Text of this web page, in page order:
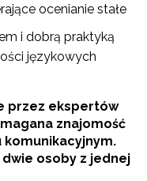
ocenianie stałe
i dobrą praktyką
językowych
przez ekspertów
znajomość
osoby z jednej